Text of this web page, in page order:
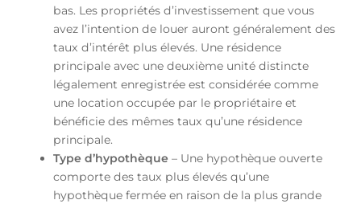
bas. Les propriétés d’investissement que vous
avez l’intention de louer auront généralement des
taux d’intérêt plus élevés. Une résidence
principale avec une deuxième unité distincte
légalement enregistrée est considérée comme
une location occupée par le propriétaire et
bénéficie des mêmes taux qu’une résidence
principale.
Type d’hypothèque – Une hypothèque ouverte
comporte des taux plus élevés qu’une
hypothèque fermée en raison de la plus grande